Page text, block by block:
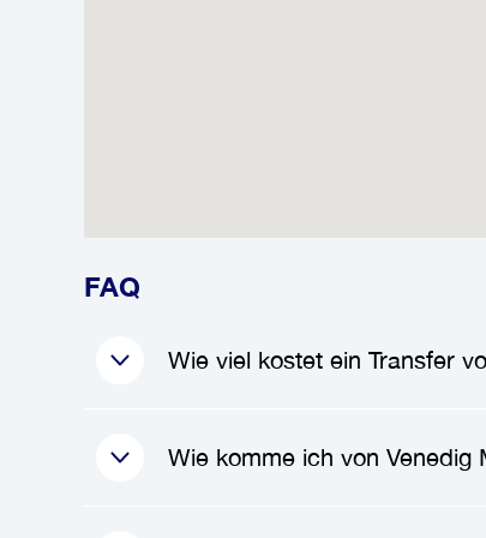
FAQ
Wie viel kostet ein Transfer
und 131.10€ , abhängig von
Wie komme ich von Venedig